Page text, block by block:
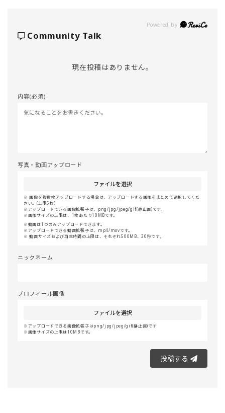
Powered by
Community Talk
現在投稿はありません。
内容(必須)
写真・動画アップロード
ファイルを選択
画像を複数枚アップロードする場合は、アップロードする画像をまとめて選択してくだ
さい。(上限5枚)
アップロードできる画像拡張子は、png/jpg/jpeg/gif(静止画)です。
画像サイズの上限は、1枚あたり10MBです。
動画は1つのみアップロードできます。
アップロードできる動画拡張子は、mp4/movです。
動画サイズおよび再生時間の上限は、それぞれ500MB、30秒です。
ニックネーム
プロフィール画像
ファイルを選択
アップロードできる画像拡張子はpng/jpg/jpeg/gif(静止画)です
画像サイズの上限は10MBです。
投稿する